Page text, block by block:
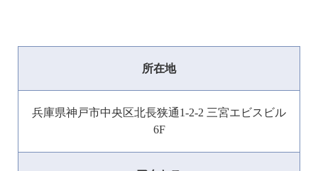
所在地
兵庫県神戸市中央区北長狭通1-2-2 三宮エビスビル
6F